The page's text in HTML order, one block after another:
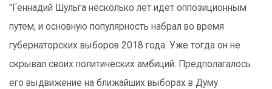
"Геннадий Шульга несколько лет идет оппозиционным
путем, и основную популярность набрал во время
губернаторских выборов 2018 года. Уже тогда он не
скрывал своих политических амбиций. Предполагалось
его выдвижение на ближайших выборах в Думу